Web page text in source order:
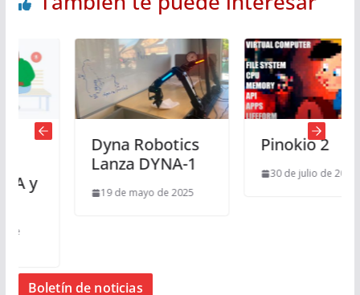
Dyna Robotics
Lanza DYNA-1
19 de mayo de 2025
Pinokio 2
30 de julio de 2024
Boletín de noticias